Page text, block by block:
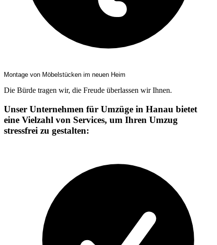
Montage von Möbelstücken im neuen Heim
Die Bürde tragen wir, die Freude überlassen wir Ihnen.
Unser Unternehmen für Umzüge in Hanau bietet
eine Vielzahl von Services, um Ihren Umzug
stressfrei zu gestalten: